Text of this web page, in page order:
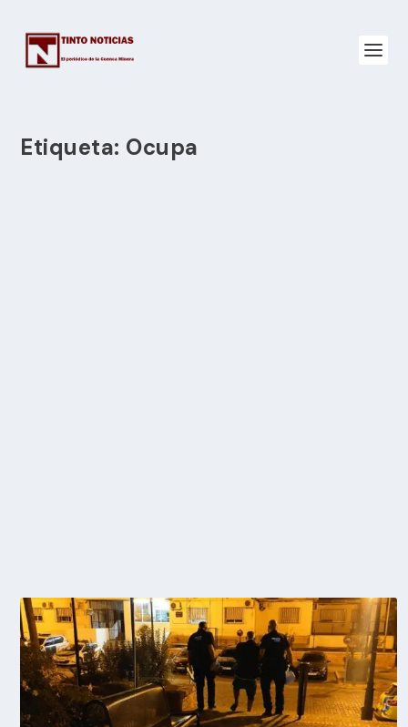
Etiqueta: Ocupa